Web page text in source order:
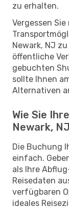
zu erhalten.
Vergessen
Newark, NJ
öffentliche
gebuchten
sollte Ihnen
Alternativen
Wie Sie
Newark, NJ
Die Buchung
einfach.
als Ihre
Reisedaten
verfügbaren
ideales